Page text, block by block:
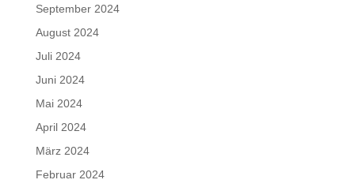
September 2024
August 2024
Juli 2024
Juni 2024
Mai 2024
April 2024
März 2024
Februar 2024